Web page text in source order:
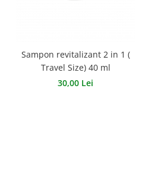
Sampon revitalizant 2 in 1 (
Travel Size) 40 ml
30,00 Lei